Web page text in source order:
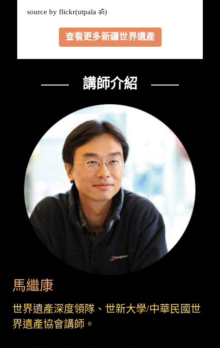
source by flickr(utpala ॐ)
查看更多新疆世界遺產
—— 講師介紹 ——
馬繼康
世界遺產深度領隊、世新大學/中華民國世
界遺產協會講師。